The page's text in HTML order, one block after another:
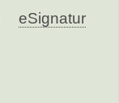
eSignatur